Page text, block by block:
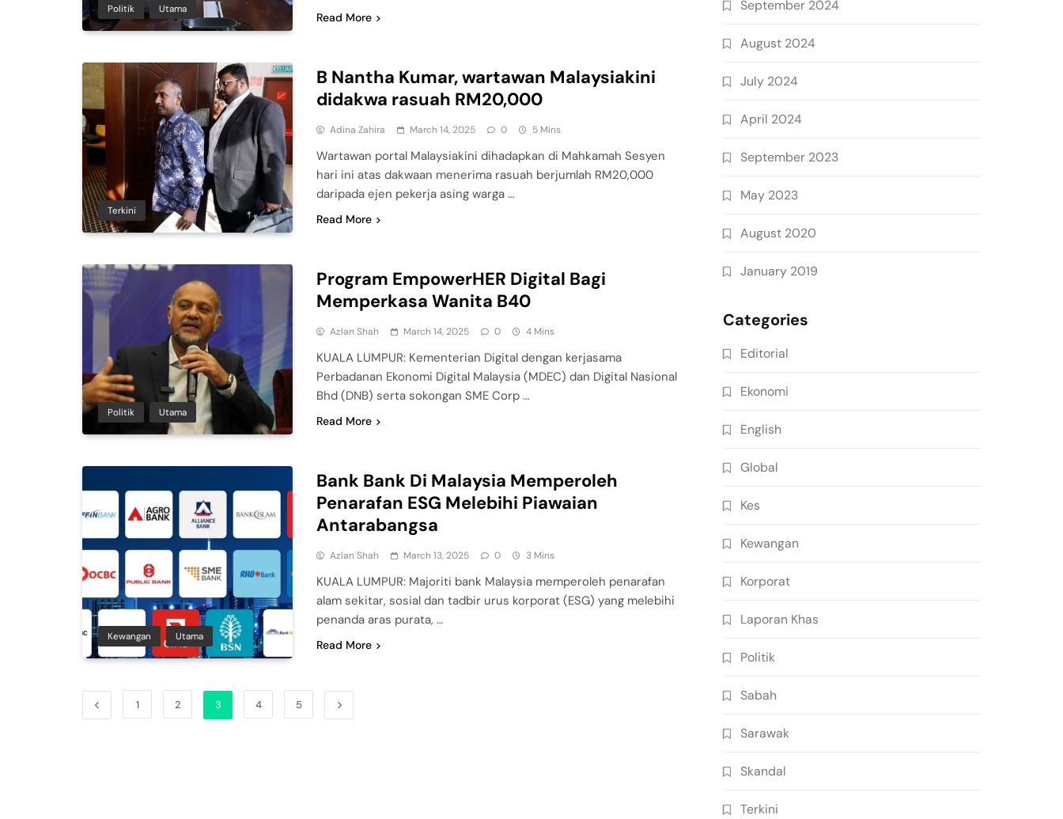
Politik Utama
Read More
Terkini
B Nantha Kumar, wartawan Malaysiakini
didakwa rasuah RM20,000
Adina Zahira March 14, 2025 0 5 Mins
Wartawan portal Malaysiakini dihadapkan di Mahkamah Sesyen
hari ini atas dakwaan menerima rasuah berjumlah RM20,000
daripada ejen pekerja asing warga …
Read More
Politik Utama
Program EmpowerHER Digital Bagi
Memperkasa Wanita B40
Azlan Shah March 14, 2025 0 4 Mins
KUALA LUMPUR: Kementerian Digital dengan kerjasama
Perbadanan Ekonomi Digital Malaysia (MDEC) dan Digital Nasional
Bhd (DNB) serta sokongan SME Corp …
Read More
Kewangan Utama
Bank Bank Di Malaysia Memperoleh
Penarafan ESG Melebihi Piawaian
Antarabangsa
Azlan Shah March 13, 2025 0 3 Mins
KUALA LUMPUR: Majoriti bank Malaysia memperoleh penarafan
alam sekitar, sosial dan tadbir urus korporat (ESG) yang melebihi
penanda aras purata, …
Read More
1 2 3 4 5
September 2024
August 2024
July 2024
April 2024
September 2023
May 2023
August 2020
January 2019
Categories
Editorial
Ekonomi
English
Global
Kes
Kewangan
Korporat
Laporan Khas
Politik
Sabah
Sarawak
Skandal
Terkini